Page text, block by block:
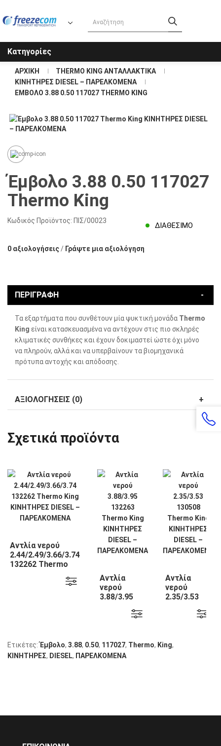
Κατηγορίες
ΑΡΧΙΚΉ
THERMO KING ΑΝΤΑΛΛΑΚΤΙΚΑ
KΙΝΗΤΗΡΕΣ DIESEL – ΠΑΡΕΛΚΟΜΕΝΑ
ΈΜΒΟΛΟ 3.88 0.50 117027 THERMO KING
Έμβολο 3.88 0.50 117027
Thermo King
Κωδικός Προϊόντος: ΠΙΣ/00023
ΔΙΑΘΈΣΙΜΟ
0 αξιολογήσεις/ Γράψτε μια αξιολόγηση
ΠΕΡΙΓΡΑΦΉ
Τα εξαρτήματα που συνθέτουν μία ψυκτική μονάδα Thermo
King είναι κατασκευασμένα να αντέχουν στις πιο σκληρές
κλιματικές συνθήκες και έχουν δοκιμαστεί ώστε όχι μόνο
να πληρούν, αλλά και να υπερβαίνουν τα βιομηχανικά
πρότυπα αντοχής και απόδοσης.
ΑΞΙΟΛΟΓΉΣΕΙΣ (0)
Σχετικά προϊόντα
Αντλία νερού
2.44/2.49/3.66/3.74
132262 Thermo
Αντλία
νερού
3.88/3.95
Αντλία
νερού
2.35/3.53
Ετικέτες:Έμβολο, 3.88, 0.50, 117027, Thermo, King,
KΙΝΗΤΗΡΕΣ, DIESEL, ΠΑΡΕΛΚΟΜΕΝΑ